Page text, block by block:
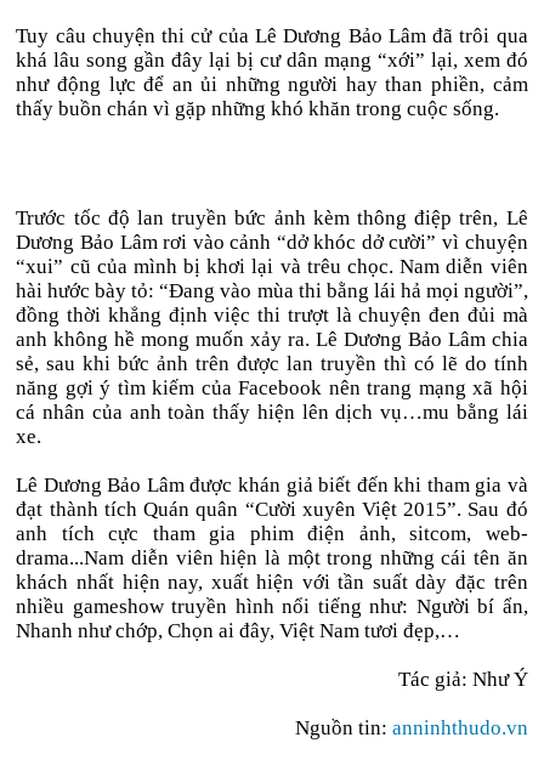
Tuy câu chuyện thi cử của Lê Dương Bảo Lâm đã trôi qua
khá lâu song gần đây lại bị cư dân mạng “xới” lại, xem đó
như động lực để an ủi những người hay than phiền, cảm
thấy buồn chán vì gặp những khó khăn trong cuộc sống.
Trước tốc độ lan truyền bức ảnh kèm thông điệp trên, Lê
Dương Bảo Lâm rơi vào cảnh “dở khóc dở cười” vì chuyện
“xui” cũ của mình bị khơi lại và trêu chọc. Nam diễn viên
hài hước bày tỏ: “Đang vào mùa thi bằng lái hả mọi người”,
đồng thời khẳng định việc thi trượt là chuyện đen đủi mà
anh không hề mong muốn xảy ra. Lê Dương Bảo Lâm chia
sẻ, sau khi bức ảnh trên được lan truyền thì có lẽ do tính
năng gợi ý tìm kiếm của Facebook nên trang mạng xã hội
cá nhân của anh toàn thấy hiện lên dịch vụ…mu bằng lái
xe.
Lê Dương Bảo Lâm được khán giả biết đến khi tham gia và
đạt thành tích Quán quân “Cười xuyên Việt 2015”. Sau đó
anh tích cực tham gia phim điện ảnh, sitcom, web-
drama...Nam diễn viên hiện là một trong những cái tên ăn
khách nhất hiện nay, xuất hiện với tần suất dày đặc trên
nhiều gameshow truyền hình nổi tiếng như: Người bí ẩn,
Nhanh như chớp, Chọn ai đây, Việt Nam tươi đẹp,…
Tác giả: Như Ý
Nguồn tin: anninhthudo.vn